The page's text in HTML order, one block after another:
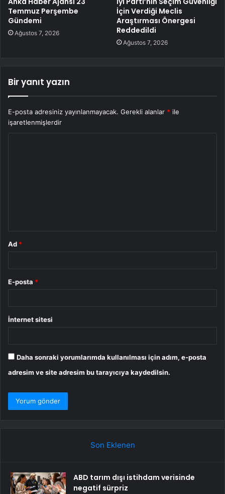
Temmuz Perşembe
Gündemi
Ağustos 7, 2026
İçin Verdiği Meclis
Araştırması Önergesi
Reddedildi
Ağustos 7, 2026
Bir yanıt yazın
E-posta adresiniz yayınlanmayacak. Gerekli alanlar * ile
işaretlenmişlerdir
Ad *
E-posta *
İnternet sitesi
Daha sonraki yorumlarımda kullanılması için adım, e-posta
adresim ve site adresim bu tarayıcıya kaydedilsin.
Son Eklenen
ABD tarım dışı istihdam verisinde
negatif sürpriz